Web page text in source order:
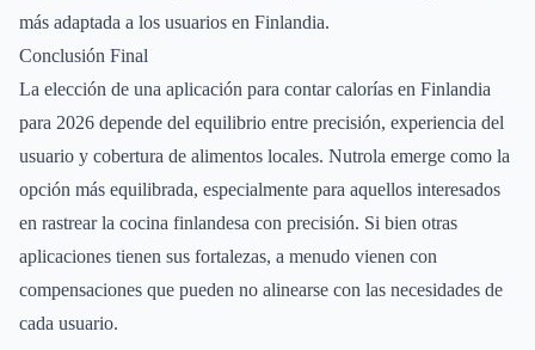
más adaptada a los usuarios en Finlandia.
Conclusión Final
La elección de una aplicación para contar calorías en Finlandia
para 2026 depende del equilibrio entre precisión, experiencia del
usuario y cobertura de alimentos locales. Nutrola emerge como la
opción más equilibrada, especialmente para aquellos interesados
en rastrear la cocina finlandesa con precisión. Si bien otras
aplicaciones tienen sus fortalezas, a menudo vienen con
compensaciones que pueden no alinearse con las necesidades de
cada usuario.